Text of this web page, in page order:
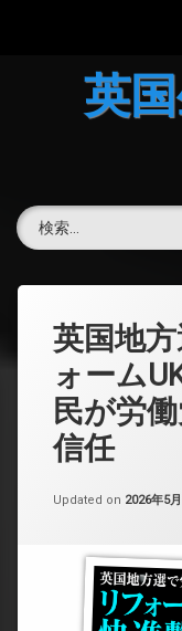
英国の文化につい
掲示板
英
英国地
ォーム
民が労
信任
Updated on 2026年5